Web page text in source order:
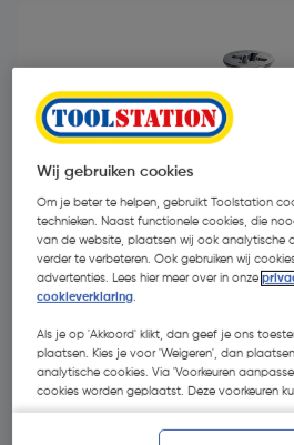
€ 9,30
€ 6,78 | Excl. btw € 5,60
Wij gebruiken cookies
Om je beter te helpen, gebruikt Toolstation
technieken. Naast functionele cookies, die
van de website, plaatsen wij ook analytische
verder te verbeteren. Ook gebruiken wij
advertenties. Lees hier meer over in onze
cookieverklaring.
Als je op 'Akkoord' klikt, dan geef je ons
plaatsen. Kies je voor 'Weigeren', dan
analytische cookies. Via 'Voorkeuren
cookies worden geplaatst. Deze voorkeuren